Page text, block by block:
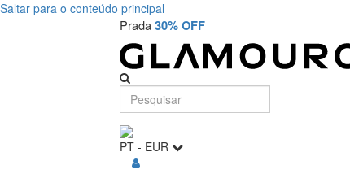
Saltar para o conteúdo principal
Prada30% OFF
PT - EUR